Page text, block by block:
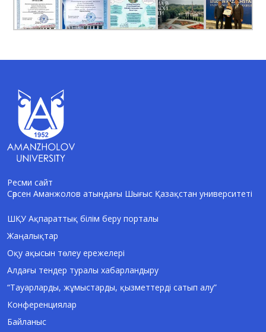
Ресми сайт
Сәрсен Аманжолов атындағы Шығыс Қазақстан университеті
ШҚУ Ақпараттық білім беру порталы
Жаңалықтар
Оқу ақысын төлеу ережелері
Алдағы тендер туралы хабарландыру
“Тауарларды, жұмыстарды, қызметтерді сатып алу”
Конференциялар
Байланыс
AI-Talapker
Сәлем! Мен AI-Talapker — Сәрсен
Аманжолов атындағы Шығыс Қазақстан
университеті (ШҚУ) көмекшісімін.
Бакалавриат, магистратура, докторантура